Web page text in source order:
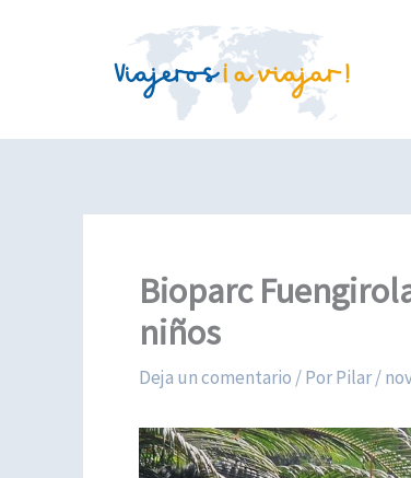
Bioparc
niños
Deja un comentario / PorPilar/